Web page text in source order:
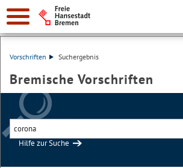
Vorschriften Suchergebnis
Bremische Vorschriften
Hilfe zur Suche